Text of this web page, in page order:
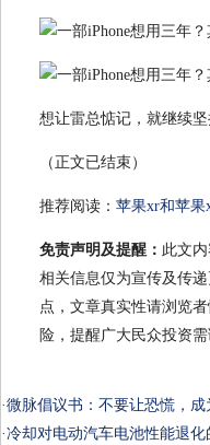
想让雷总惦记，就继续
（正文已结束）
推荐阅读： 苹果xr和苹果
免责声明及提醒： 此文
相关信息仅为宣传及传
点，文章真实性请浏览
险，提醒广大民众投资需
·微脉倡议书：不要让恐慌，成
·冷却对电动汽车电池性能退化